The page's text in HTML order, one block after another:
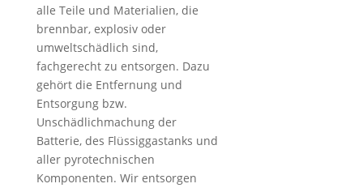
alle Teile und Materialien, die
brennbar, explosiv oder
umweltschädlich sind,
fachgerecht zu entsorgen. Dazu
gehört die Entfernung und
Entsorgung bzw.
Unschädlichmachung der
Batterie, des Flüssiggastanks und
aller pyrotechnischen
Komponenten. Wir entsorgen